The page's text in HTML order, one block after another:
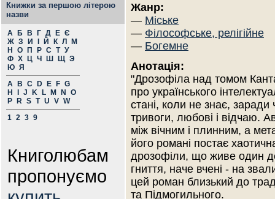
Книжки за першою літерою
назви
А Б В Г Д Е Є
Ж З И Й К Л
М
Н
О П Р С Т У
Ф Х Ц Ч Ш Щ Э
Ю Я
A
B C D E F G
H
J K L M N
O
P
R S T U V W
1 2 3 9
Книголюбам
пропонуємо
Жанр:
— Міське
— Філософське, релігійне
— Богемне
Анотація:
"Дрозофіла над томом
про українського
стані, коли не знає, заради
тривоги, любові і відчаю.
між вічним і плинним, а
його романі постає
дрозофіли, що живе один
гниття, наче вчені - на
цей роман близький до
та Підмогильного.